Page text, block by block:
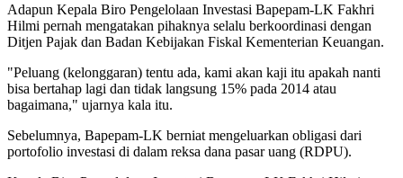
Adapun Kepala Biro Pengelolaan Investasi Bapepam-LK Fakhri
Hilmi pernah mengatakan pihaknya selalu berkoordinasi dengan
Ditjen Pajak dan Badan Kebijakan Fiskal Kementerian Keuangan.
"Peluang (kelonggaran) tentu ada, kami akan kaji itu apakah nanti
bisa bertahap lagi dan tidak langsung 15% pada 2014 atau
bagaimana," ujarnya kala itu.
Sebelumnya, Bapepam-LK berniat mengeluarkan obligasi dari
portofolio investasi di dalam reksa dana pasar uang (RDPU).